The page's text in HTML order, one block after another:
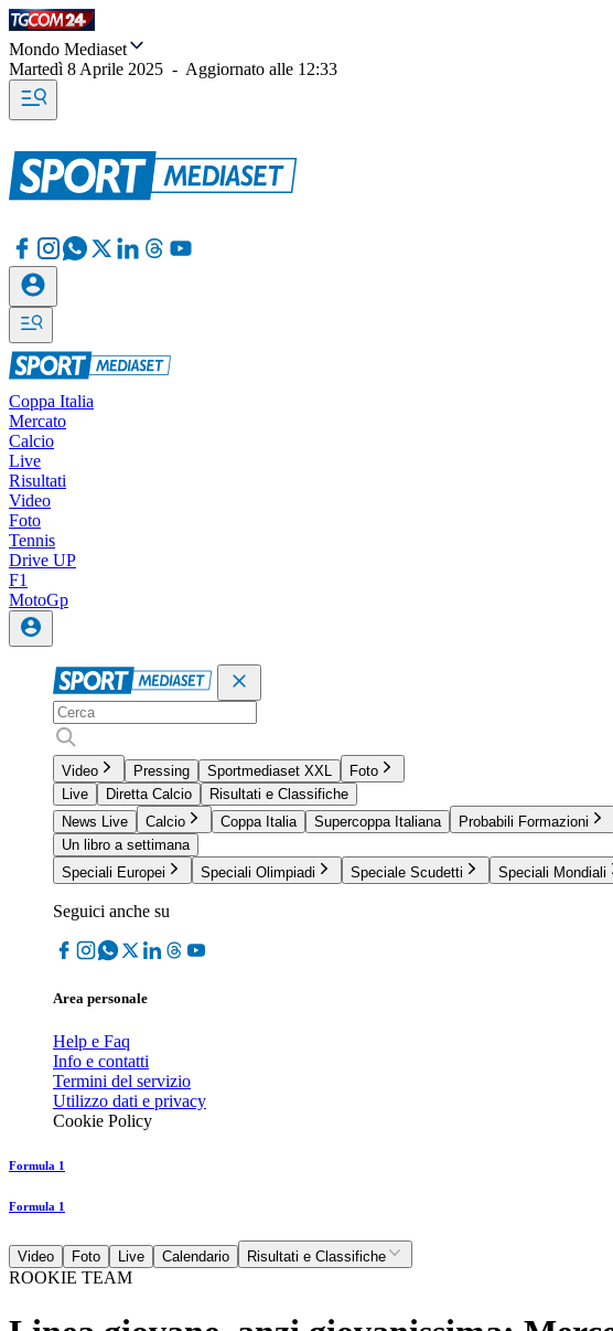
Mondo Mediaset
Martedì 8 Aprile 2025 - Aggiornato alle 12:33
Coppa Italia
Mercato
Calcio
Live
Risultati
Video
Foto
Tennis
Drive UP
F1
MotoGp
Video Pressing Sportmediaset XXL
Foto
Live
Diretta Calcio
Risultati e Classifiche
News Live
Calcio Coppa Italia Supercoppa Italiana Probabili Formazioni
Un libro a settimana
Speciali Europei
Speciali Olimpiadi Speciale Scudetti Speciali Mondiali
Seguici anche su
Area personale
Help e Faq
Info e contatti
Termini del servizio
Utilizzo dati e privacy
Cookie Policy
Formula 1
Formula 1
Video Foto Live Calendario Risultati e Classifiche
ROOKIE TEAM